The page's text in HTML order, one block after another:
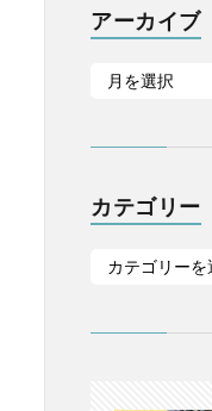
アーカイブ
カテゴリー